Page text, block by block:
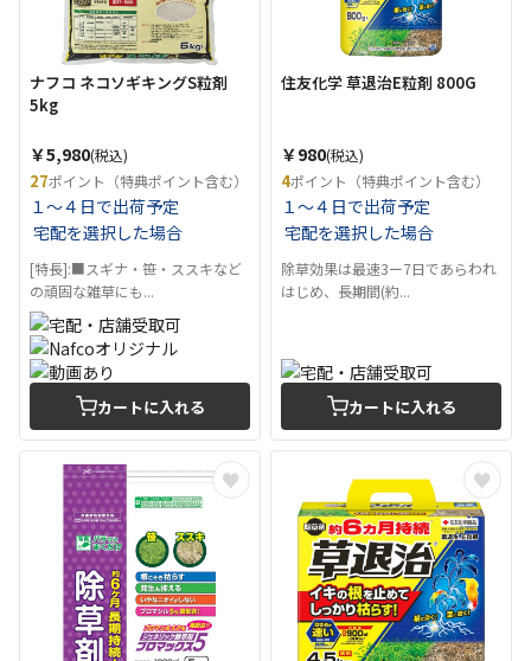
ナフコ ネコソギキングS粒剤
5kg
￥5,980(税込)
27ポイント（特典ポイント含む）
１～４日で出荷予定
宅配を選択した場合
[特長]:■スギナ・笹・ススキなど
の頑固な雑草にも...
カートに入れる
住友化学 草退治E粒剤 800G
￥980(税込)
4ポイント（特典ポイント含む）
１～４日で出荷予定
宅配を選択した場合
除草効果は最速3ー7日であらわれ
はじめ、長期間(約...
カートに入れる